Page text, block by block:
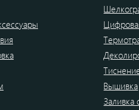
Вышивка
Заливка